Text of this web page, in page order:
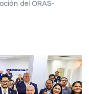
del ORAS-